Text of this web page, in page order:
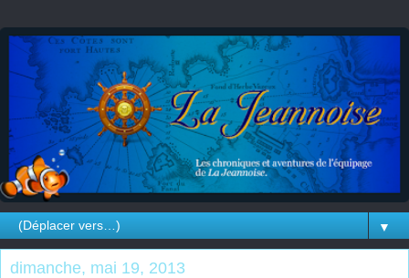
▼
dimanche, mai 19, 2013